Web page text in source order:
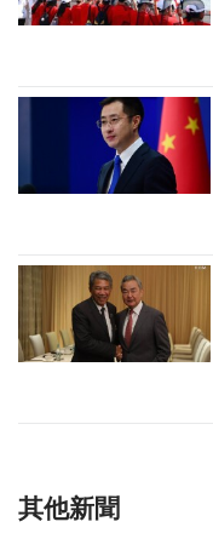
其他新聞
全部 本地 要聞